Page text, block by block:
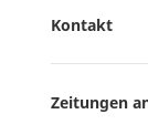
Kontakt
Zeitungen